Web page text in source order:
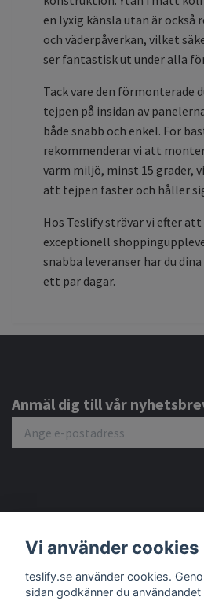
en lyxig känsla utan är
och väderpåverkan, vilket
ser fantastisk ut under alla
Tack vare den förmonterade
tejpen på insidan av
både snabb och enkel. För
rekommenderar vi att
varm miljö, minst 15 grader,
att tejpen fäster och håller
Hos Teslify strävar vi efter att
exceptionell
snabba leveranser har du
ett par dagar.
Anmäl dig till vår
Vi använder cookies
teslify.se använder cookies.
sidan godkänner du